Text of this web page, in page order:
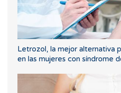
Letrozol, la mejor alternativa
en las mujeres con síndrome